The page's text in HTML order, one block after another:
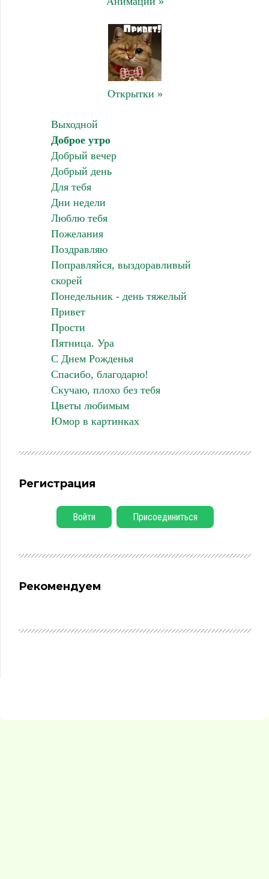
Открытки »
Выходной
Доброе утро
Добрый вечер
Добрый день
Для тебя
Дни недели
Люблю тебя
Пожелания
Поздравляю
Поправляйся, выздоравливый
скорей
Понедельник - день тяжелый
Привет
Прости
Пятница. Ура
С Днем Рожденья
Спасибо, благодарю!
Скучаю, плохо без тебя
Цветы любимым
Юмор в картинках
Регистрация
Войти Присоединиться
Рекомендуем